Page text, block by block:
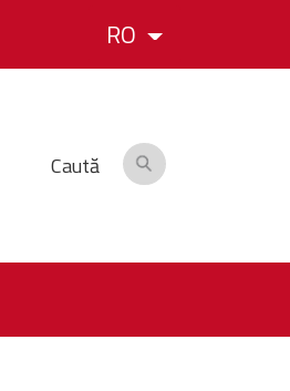
RO
Caută